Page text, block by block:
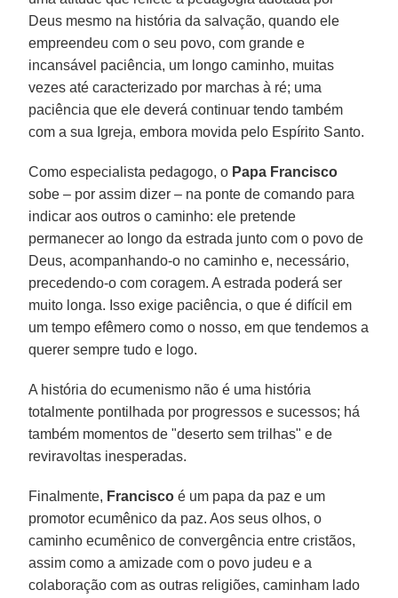
Deus mesmo na história da salvação, quando ele
empreendeu com o seu povo, com grande e
incansável paciência, um longo caminho, muitas
vezes até caracterizado por marchas à ré; uma
paciência que ele deverá continuar tendo também
com a sua Igreja, embora movida pelo Espírito Santo.
Como especialista pedagogo, o Papa Francisco
sobe – por assim dizer – na ponte de comando para
indicar aos outros o caminho: ele pretende
permanecer ao longo da estrada junto com o povo de
Deus, acompanhando-o no caminho e, necessário,
precedendo-o com coragem. A estrada poderá ser
muito longa. Isso exige paciência, o que é difícil em
um tempo efêmero como o nosso, em que tendemos a
querer sempre tudo e logo.
A história do ecumenismo não é uma história
totalmente pontilhada por progressos e sucessos; há
também momentos de "deserto sem trilhas" e de
reviravoltas inesperadas.
Finalmente, Francisco é um papa da paz e um
promotor ecumênico da paz. Aos seus olhos, o
caminho ecumênico de convergência entre cristãos,
assim como a amizade com o povo judeu e a
colaboração com as outras religiões, caminham lado